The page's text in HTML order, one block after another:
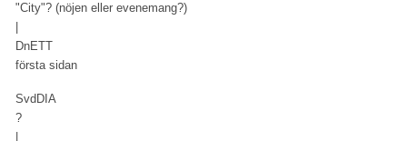
"City"? (nöjen eller evenemang?)
DnETT
första sidan
SvdDIA
?